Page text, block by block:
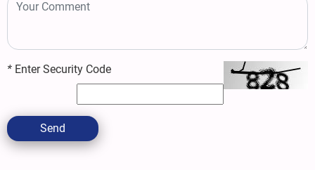
* Enter Security Code
Send